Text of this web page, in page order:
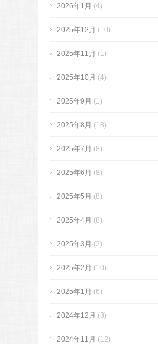
2026年1月 (4)
2025年12月 (10)
2025年11月 (1)
2025年10月 (4)
2025年9月 (1)
2025年8月 (18)
2025年7月 (8)
2025年6月 (8)
2025年5月 (8)
2025年4月 (8)
2025年3月 (2)
2025年2月 (10)
2025年1月 (6)
2024年12月 (3)
2024年11月 (12)